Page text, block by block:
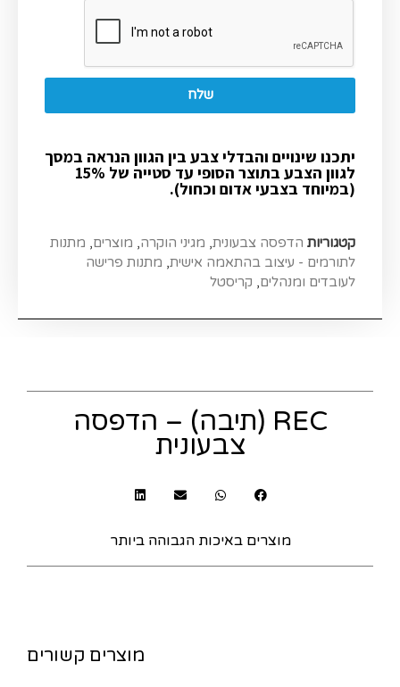
שלח
יתכנו שינויים והבדלי צבע בין הגוון הנראה במסך
לגוון הצבע בתוצר הסופי עד סטייה של 15%
(במיוחד בצבעי אדום וכחול).
קטגוריות הדפסה צבעונית, מגיני הוקרה, מוצרים, מתנות
לתורמים - עיצוב בהתאמה אישית, מתנות פרישה
לעובדים ומנהלים, קריסטל
REC (תיבה) – הדפסה
צבעונית
מוצרים באיכות הגבוהה ביותר
מוצרים קשורים